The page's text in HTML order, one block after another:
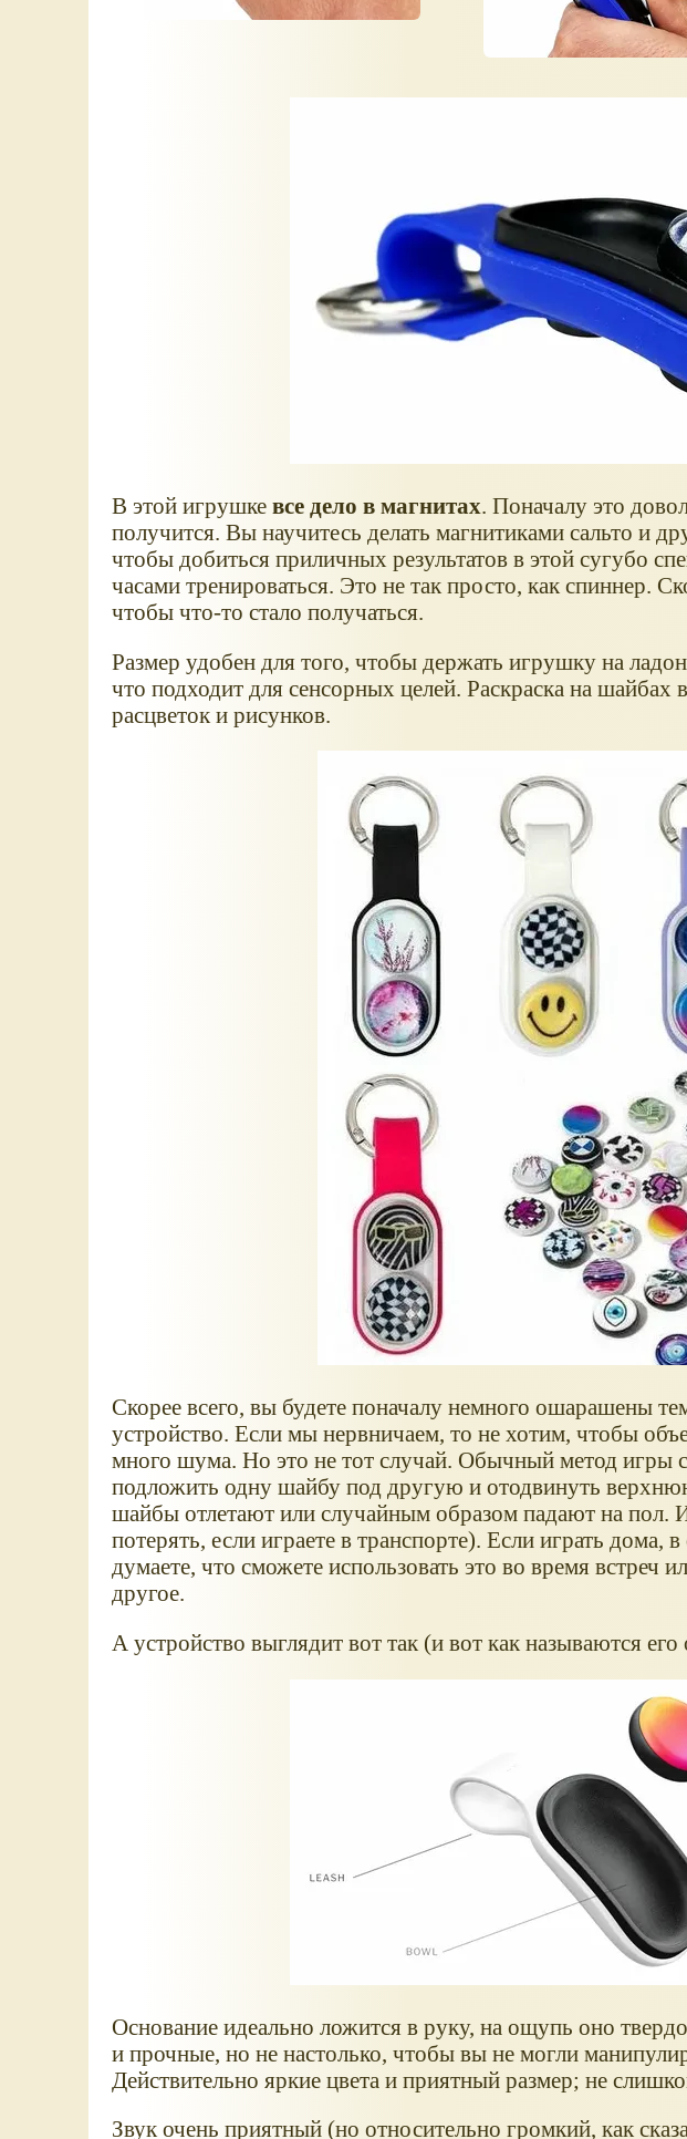
В этой игрушке все дело в магнитах. Поначалу это
получится. Вы научитесь делать магнитиками сальто и
чтобы добиться приличных результатов в этой сугубо
часами тренироваться. Это не так просто, как спиннер.
чтобы что-то стало получаться.
Размер удобен для того, чтобы держать игрушку на
что подходит для сенсорных целей. Раскраска на
расцветок и рисунков.
Скорее всего, вы будете поначалу немного ошарашены
устройство. Если мы нервничаем, то не хотим, чтобы
много шума. Но это не тот случай. Обычный метод игры
подложить одну шайбу под другую и отодвинуть
шайбы отлетают или случайным образом падают на пол.
потерять, если играете в транспорте). Если играть дома,
думаете, что сможете использовать это во время встреч
другое.
А устройство выглядит вот так (и вот как называются его
Основание идеально ложится в руку, на ощупь оно
и прочные, но не настолько, чтобы вы не могли
Действительно яркие цвета и приятный размер; не
Звук очень приятный (но относительно громкий, как